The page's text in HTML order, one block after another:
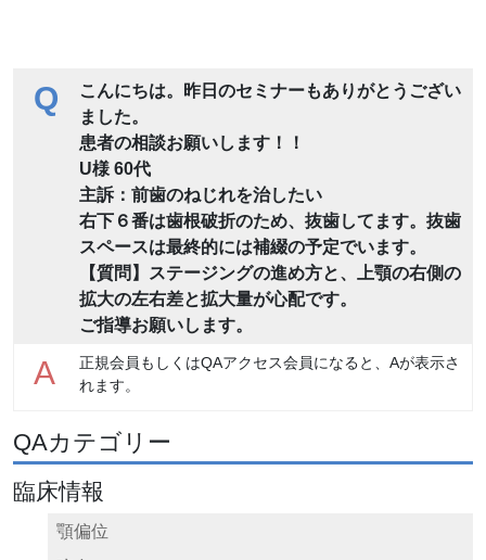
Q
こんにちは。昨日のセミナーもありがとうござい
ました。
患者の相談お願いします！！
U様 60代
主訴：前歯のねじれを治したい
右下６番は歯根破折のため、抜歯してます。抜歯
スペースは最終的には補綴の予定でいます。
【質問】ステージングの進め方と、上顎の右側の
拡大の左右差と拡大量が心配です。
ご指導お願いします。
A
正規会員もしくはQAアクセス会員になると、Aが表示さ
れます。
QAカテゴリー
臨床情報
顎偏位